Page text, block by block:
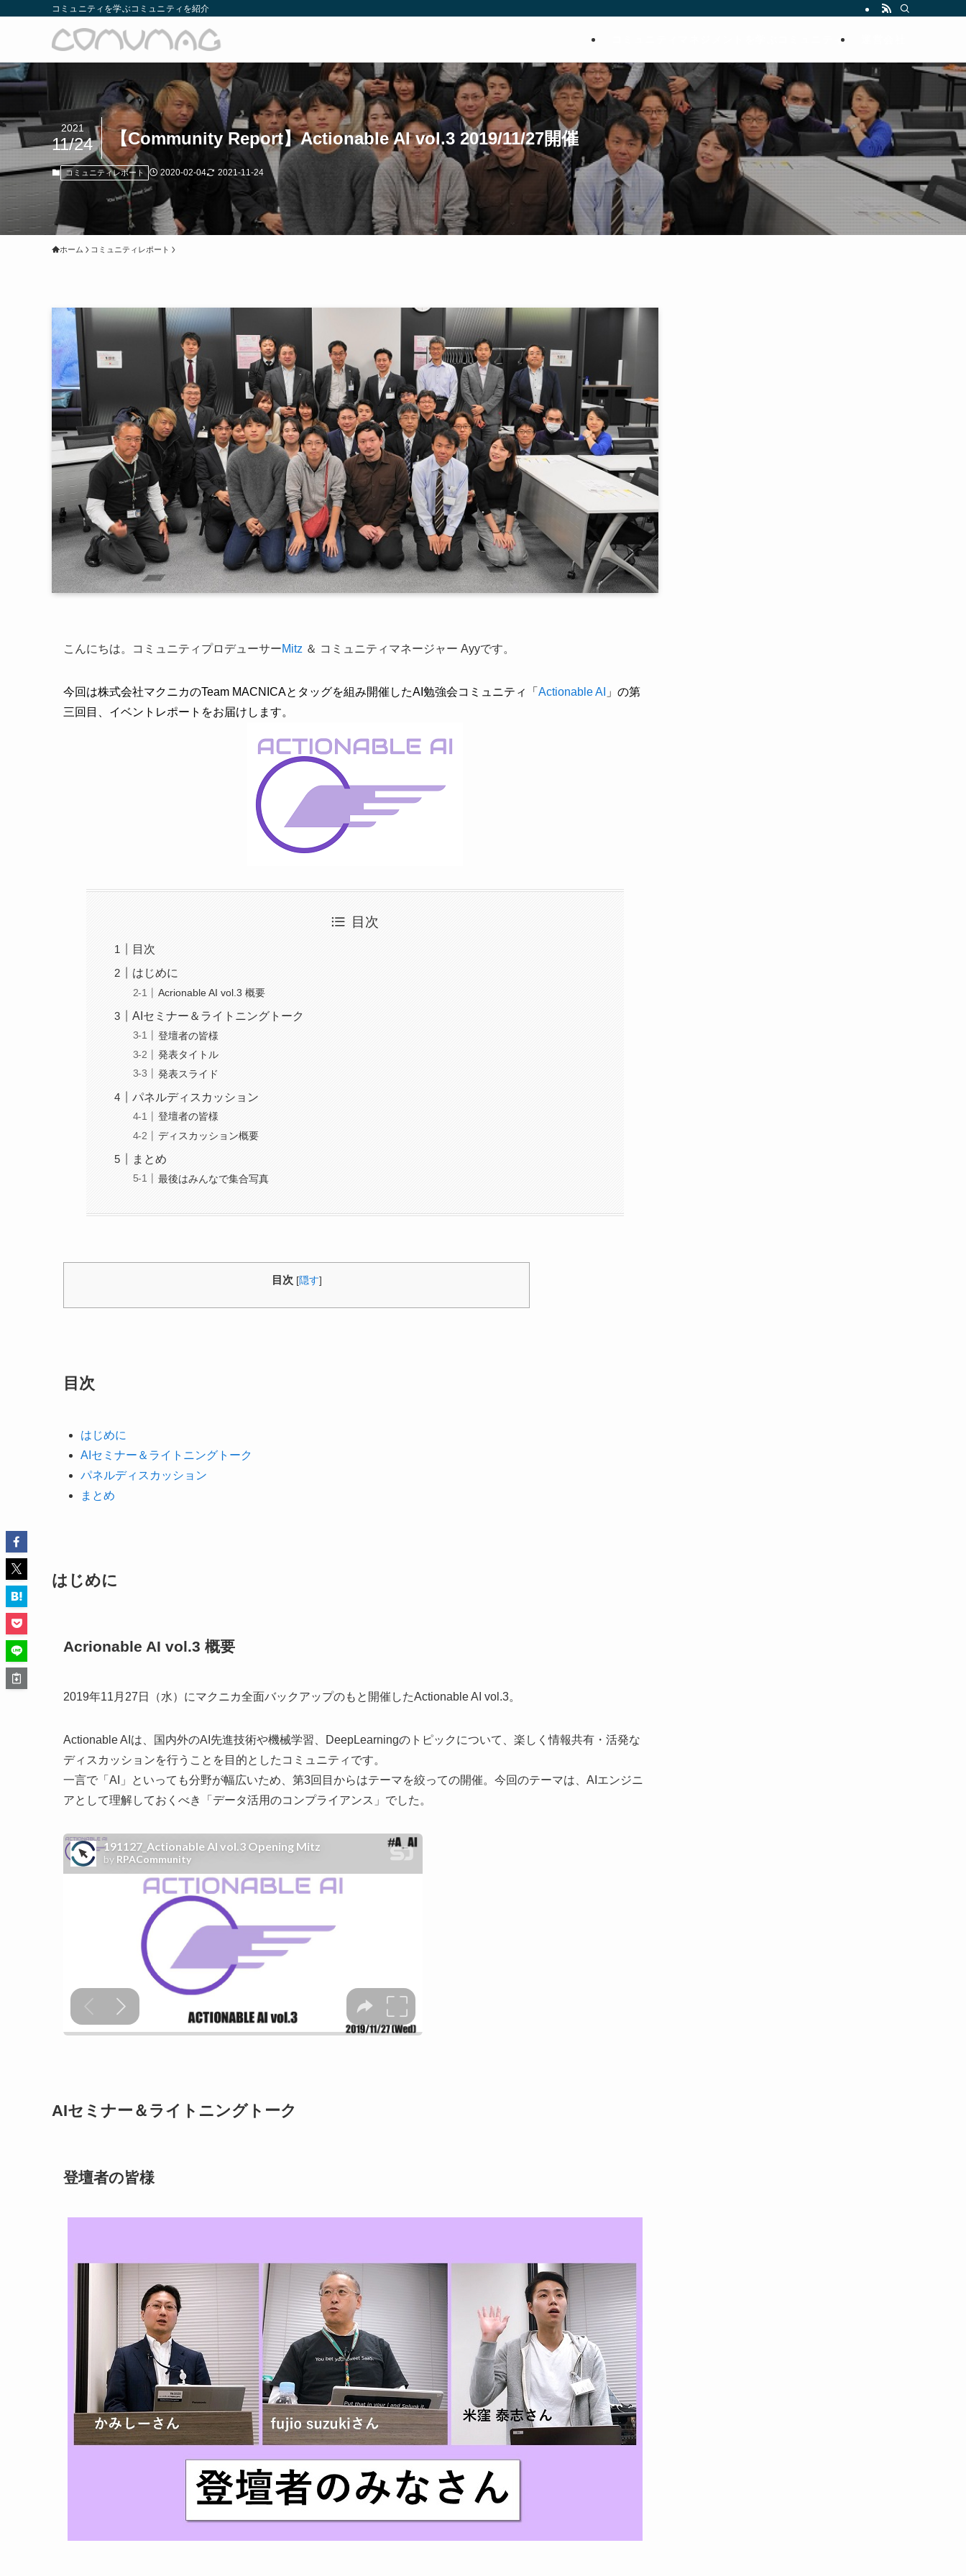
コミュニティを学ぶコミュニティを紹介
コミュニティマネジメントを学ぶコミュニティ
【Community Report】Actionable AI vol.3 2019/11/27開催
2021
11/24
コミュニティレポート 2020-02-04 2021-11-24
ホーム コミュニティレポート
こんにちは。コミュニティプロデューサーMitz ＆ コミュニティマネージャー Ayyです。
今回は株式会社マクニカのTeam MACNICAとタッグを組み開催したAI勉強会コミュニティ「 Actionable AI 」の第
三回目、 イベントレポートをお届けします。
目次
目次
はじめに
Acrionable AI vol.3 概要
AIセミナー＆ライトニングトーク
登壇者の皆様
発表タイトル
発表スライド
パネルディスカッション
登壇者の皆様
ディスカッション概要
まとめ
最後はみんなで集合写真
目次 [隠す]
目次
はじめに
AIセミナー＆ライトニングトーク
パネルディスカッション
まとめ
はじめに
Acrionable AI vol.3 概要
2019年11月27日（水）にマクニカ全面バックアップのもと開催したActionable AI vol.3。
Actionable AIは、国内外のAI先進技術や機械学習、DeepLearningのトピックについて、楽しく情報共有・活発な
ディスカッションを行うことを目的としたコミュニティです。
一言で「AI」といっても分野が幅広いため、第3回目からはテーマを絞っての開催。今回のテーマは、AIエンジニ
アとして理解しておくべき「データ活用のコンプライアンス」でした。
AIセミナー＆ライトニングトーク
登壇者の皆様